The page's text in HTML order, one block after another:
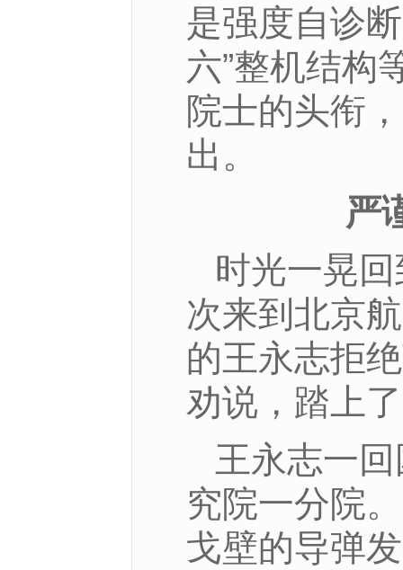
是强度自诊
六”整机结构
院士的头衔
出。
严
时光一晃
次来到北京
的王永志拒
劝说，踏上
王永志一
究院一分院
戈壁的导弹